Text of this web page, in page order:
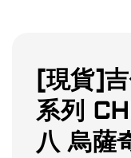
[現貨]
系列
八 烏薩